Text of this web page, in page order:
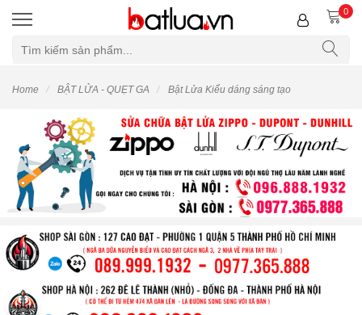
0
Home BẬT LỬA - QUẸT GA Bật Lửa Kiểu dáng sáng tạo